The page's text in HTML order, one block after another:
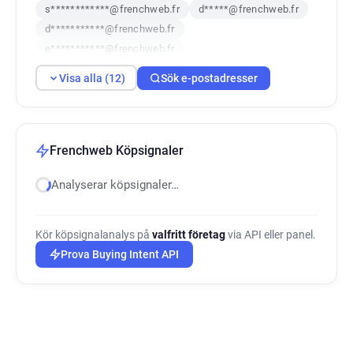
s************@frenchweb.fr
d*****@frenchweb.fr
d***********@frenchweb.fr
e***********@frenchweb.fr
p********@frenchweb.fr
l*******@frenchweb.fr
d**********@frenchweb.fr
u*********@frenchweb.fr
Visa alla (12) Sök e-postadresser
Frenchweb Köpsignaler
Analyserar köpsignaler…
Kör köpsignalanalys på valfritt företagvia API eller panel.
Prova Buying Intent API